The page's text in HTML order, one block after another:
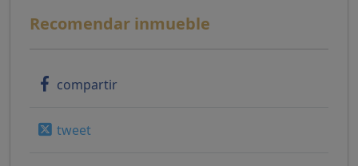
Recomendar inmueble
compartir
tweet